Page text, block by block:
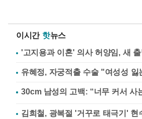
이시간 핫뉴스
'고지용과 이혼' 의사 허양임, 새
유혜정, 자궁적출 수술 "여성성
김희철, 광복절 '거꾸로 태극기'